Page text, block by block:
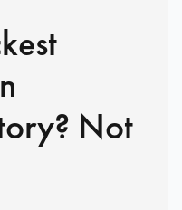
Not